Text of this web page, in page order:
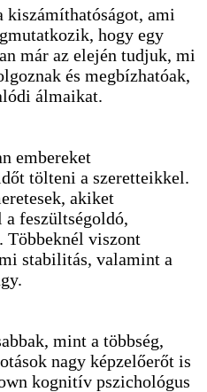
ami
hogy egy
már az elején tudjuk, mi
és megbízhatóak,
álmaikat.
embereket
tölteni a szeretteikkel.
akiket
feszültségoldó,
Többeknél viszont
stabilitás, valamint a
mint a többség,
nagy képzelőerőt is
kognitív pszichológus